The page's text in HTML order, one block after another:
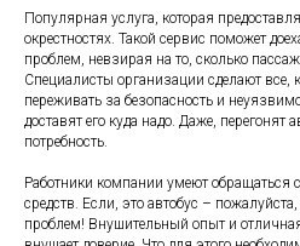
Популярная услуга, которая
окрестностях. Такой сервис поможет
проблем, невзирая на то, сколько
Специалисты организации сделают все,
переживать за безопасность и
доставят его куда надо. Даже, перегонят
потребность.
Работники компании умеют
средств. Если, это автобус –
проблем! Внушительный опыт и